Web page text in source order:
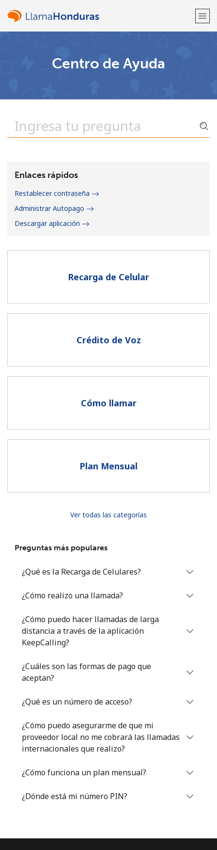
Un caracter especial
Al abrir una cuenta en este sitio web, estoy de acuerdo con
¿Olvidaste tu contraseña? →
Iniciar Sesión
Centro de Ayuda
Recarga de Celular
Crédito de Voz
Cómo llamar
Plan Mensual
Ver todas las categorías
Preguntas más populares
¿Qué es la Recarga de Celulares?
¿Cómo realizo una llamada?
¿Cómo puedo hacer llamadas de larga
distancia a través de la aplicación
KeepCalling?
¿Cuáles son las formas de pago que
aceptan?
¿Qué es un número de acceso?
¿Cómo puedo asegurarme de que mi
proveedor local no me cobrará las llamadas
internacionales que realizo?
¿Cómo funciona un plan mensual?
¿Dónde está mi número PIN?
Enlaces rápidos
Restablecer contraseña
Administrar Autopago
Descargar aplicación